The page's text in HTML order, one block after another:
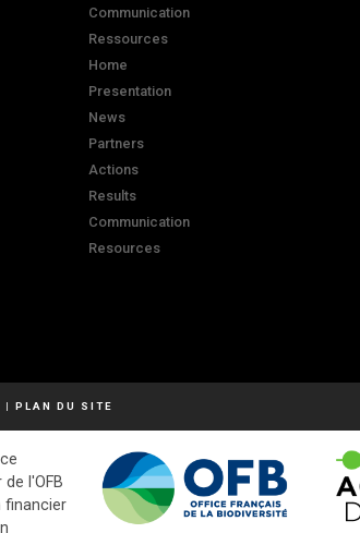
Communication
Ressources
Home
Presentation
News
Partners
Actions
Results
Communication
Resources
| PLAN DU SITE
l'OFB
financier